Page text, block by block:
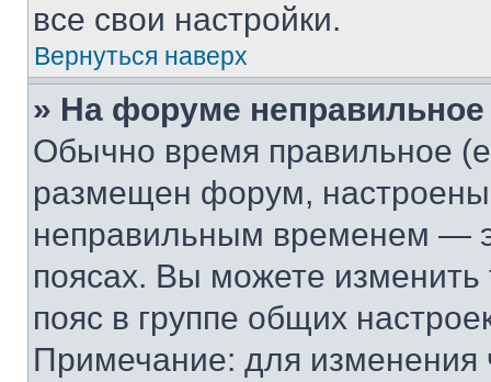
все свои настройки.
Вернуться наверх
» На форуме
Обычно время правильное
размещен форум, настроены
неправильным временем —
поясах. Вы можете изменить
пояс в группе общих
Примечание: для изменения